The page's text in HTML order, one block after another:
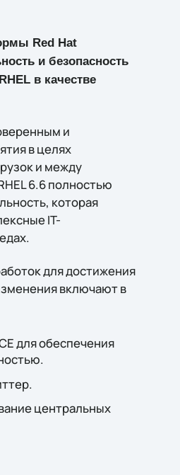
Red Hat
и безопасность
в качестве
и
в целях
и между
6.6 полностью
которая
IT-
для достижения
включают в
для обеспечения
центральных